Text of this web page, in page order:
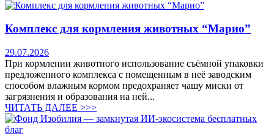
Комплекс для кормления животных “Марио”
29.07.2026
При кормлении животного использование съёмной упаковки
предложенного комплекса с помещенным в неё заводским
способом влажным кормом предохраняет чашу миски от
загрязнения и образования на ней...
ЧИТАТЬ ДАЛЕЕ >>>